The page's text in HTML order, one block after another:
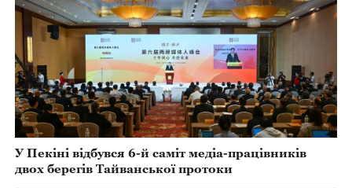
У Пекіні відбувся 6-й саміт медіа-працівників
двох берегів Тайванської протоки